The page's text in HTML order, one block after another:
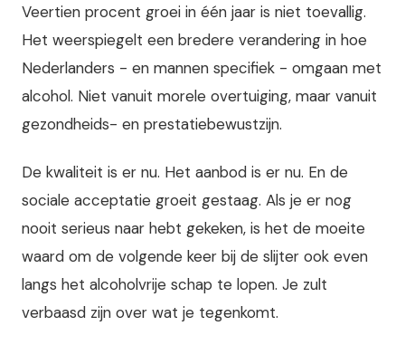
Veertien procent groei in één jaar is niet toevallig.
Het weerspiegelt een bredere verandering in hoe
Nederlanders - en mannen specifiek - omgaan met
alcohol. Niet vanuit morele overtuiging, maar vanuit
gezondheids- en prestatiebewustzijn.
De kwaliteit is er nu. Het aanbod is er nu. En de
sociale acceptatie groeit gestaag. Als je er nog
nooit serieus naar hebt gekeken, is het de moeite
waard om de volgende keer bij de slijter ook even
langs het alcoholvrije schap te lopen. Je zult
verbaasd zijn over wat je tegenkomt.